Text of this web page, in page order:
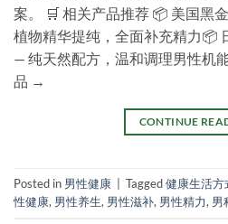
案。 🛒 相关产品推荐 📦 美国黑
植物精华提纯，全面补充精力📦
— 纯天然配方，温和调理男性机
品 →
CONTINUE
Posted in 男性健康 Tagged健康生活方
性健康, 男性养生, 男性滋补, 男性精力, 男